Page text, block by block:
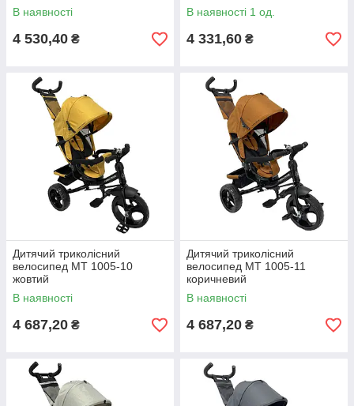
В наявності
4 530,40 ₴
В наявності 1 од.
4 331,60 ₴
Дитячий триколісний
велосипед MT 1005-10
жовтий
В наявності
4 687,20 ₴
Дитячий триколісний
велосипед MT 1005-11
коричневий
В наявності
4 687,20 ₴